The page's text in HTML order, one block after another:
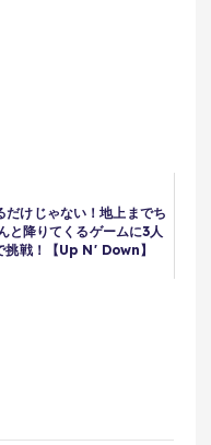
だけじゃない！地上までち
と降りてくるゲームに3人
挑戦！【Up N' Down】